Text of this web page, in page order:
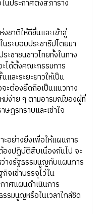
นประกาศตั้งสภาร่าง
ชาติให้ดีขึ้นและเข้าสู่
ระบอบประชาธิปไตยมา
ะชาชนชาวไทยทั้งในทาง
ได้ตั้งคณะกรรมการ
ละระยะยาวให้เป็น
ะต้องยึดถือเป็นแนวทาง
ม่ง่าย ๆ ตามอารมณ์ของผู้ที่
ษฎรทราบและเข้าใจ
ะอย่างยิ่งเพื่อให้แผนการ
งปฏิบัติสืบเนื่องกันไป จะ
างรัฐธรรมนูญกับแผนการ
จเข้าบรรจุไว้ใน
าศแผนดำเนินการ
รมนูญหรือในเวลาใกล้ชิด